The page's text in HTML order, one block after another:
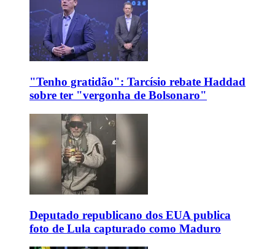
"Tenho gratidão": Tarcísio rebate Haddad
sobre ter "vergonha de Bolsonaro"
Deputado republicano dos EUA publica
foto de Lula capturado como Maduro